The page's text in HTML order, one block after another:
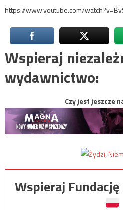
https://www.youtube.com/
Wspieraj
wydawnictwo:
Czy jest jeszcze
Wspieraj